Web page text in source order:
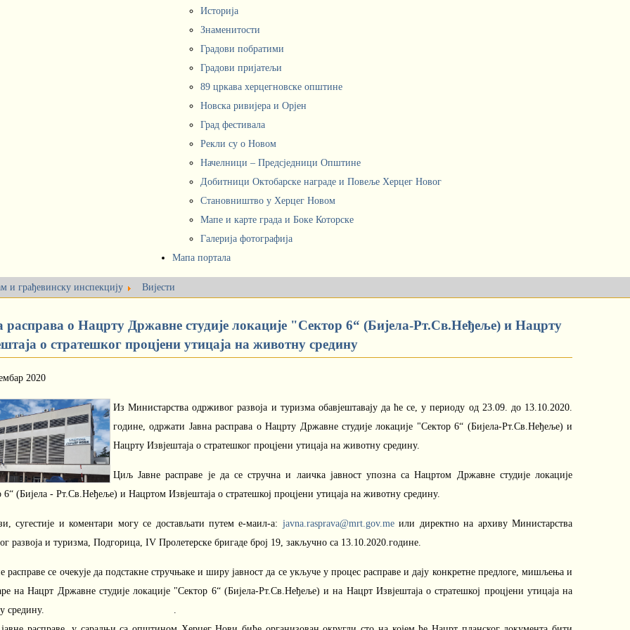
Историја
Знаменитости
Градови побратими
Градови пријатељи
89 цркава херцегновске општине
Новска ривијера и Орјен
Град фестивала
Рекли су о Новом
Начелници – Предсједници Општине
Добитници Октобарске награде и Повеље Херцег Новог
Становништво у Херцег Новом
Мапе и карте града и Боке Которске
Галерија фотографија
Мапа портала
и грађевинску инспекцију Вијести
расправа о Нацрту Државне студије локације "Сектор 6“ (Бијела-Рт.Св.Неђеље) и Нацрту
о стратешког процјени утицаја на животну средину
2020
Из Министарства одрживог развоја и туризма обавјештавају да ће се, у периоду од 23.09. до 13.10.2020.
године, одржати Јaвна расправа о Нацрту Државне студије локације "Сектор 6“ (Бијела-Рт.Св.Неђеље) и
Нацрту Извјештаја о стратешког процјени утицаја на животну средину.
Циљ Јавне расправе је да се стручна и лаичка јавност упозна са Нацртом Државне студије локације
6“ (Бијела - Рт.Св.Неђеље) и Нацртом Извјештаја о стратешкој процјени утицаја на животну средину.
сугестије и коментари могу се достављати путем е-маил-а: javna.rasprava@mrt.gov.meили директно на архиву Министарства
развоја и туризма, Подгорица, IV Пролетерске бригаде број 19, закључно са 13.10.2020.године.
расправе се очекује да подстакне стручњаке и ширу јавност да се укључе у процес расправе и дају конкретне предлоге, мишљења и
на Нацрт Државне студије локације "Сектор 6“ (Бијела-Рт.Св.Неђеље) и на Нацрт Извјештаја о стратешкој процјени утицаја на
средину. .